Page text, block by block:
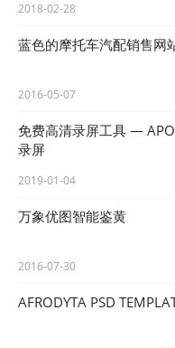
2018-02-28
蓝色的摩托车汽配销售网
2016-05-07
免费高清录屏工具 —
录屏
2019-01-04
万象优图智能鉴黄
2016-07-30
AFRODYTA PSD